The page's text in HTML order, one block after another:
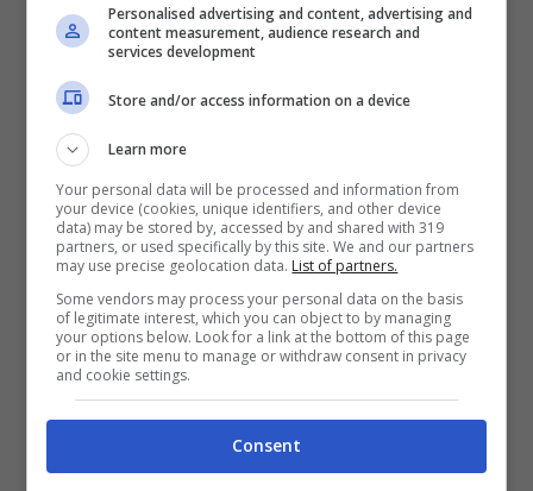
Sissi di Amici solonotizie
Sissi di Amici: la loro stori
d’amore ha conquistato milioni
di fan
Lei è una cantante bravissima e lui un
Personalised advertising and content, advertising and
content measurement, audience research and
services development
Store and/or access information on a device
Learn more
Your personal data will be processed and information from
your device (cookies, unique identifiers, and other device
data) may be stored by, accessed by and shared with 319
partners, or used specifically by this site. We and our partners
may use precise geolocation data. List of partners.
Some vendors may process your personal data on the basis
of legitimate interest, which you can object to by managing
your options below. Look for a link at the bottom of this page
or in the site menu to manage or withdraw consent in privacy
and cookie settings.
Consent